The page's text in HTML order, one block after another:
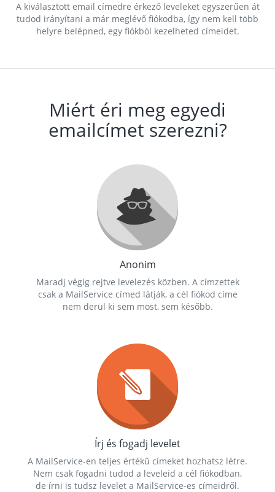
A kiválasztott email címedre érkező leveleket egyszerűen át
tudod irányítani a már meglévő fiókodba, így nem kell több
helyre belépned, egy fiókból kezelheted címeidet.
Miért éri meg egyedi
emailcímet szerezni?
Anonim
Maradj végig rejtve levelezés közben. A címzettek
csak a MailService címed látják, a cél fiókod címe
nem derül ki sem most, sem később.
Írj és fogadj levelet
A MailService-en teljes értékű címeket hozhatsz létre.
Nem csak fogadni tudod a leveleid a cél fiókodban,
de írni is tudsz levelet a MailService-es címeidről.